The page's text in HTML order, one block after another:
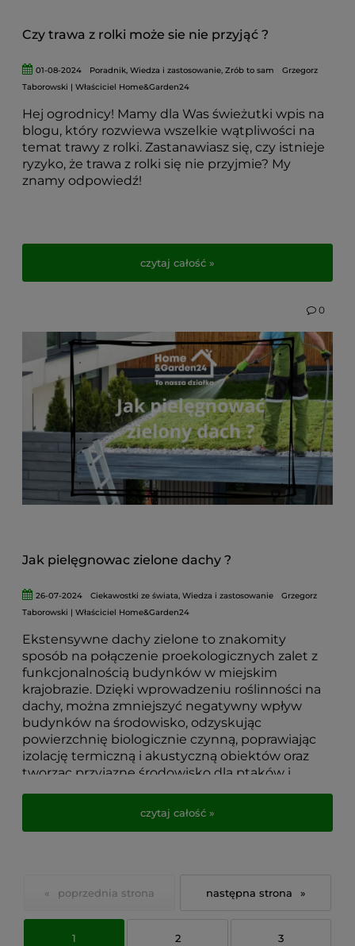
Czy trawa z rolki może sie nie przyjąć ?
01-08-2024 Poradnik,Wiedza i zastosowanie,Zrób to sam
Grzegorz
Taborowski | Właściciel Home&Garden24
Hej ogrodnicy! Mamy dla Was świeżutki wpis na
blogu, który rozwiewa wszelkie wątpliwości na
temat trawy z rolki. Zastanawiasz się, czy istnieje
ryzyko, że trawa z rolki się nie przyjmie? My
znamy odpowiedź!
czytaj całość »
Jak pielęgnowac zielone dachy ?
0
26-07-2024 Ciekawostki ze świata,Wiedza i zastosowanie
Grzegorz
Taborowski | Właściciel Home&Garden24
Ekstensywne dachy zielone to znakomity
sposób na połączenie proekologicznych zalet z
funkcjonalnością budynków w miejskim
krajobrazie. Dzięki wprowadzeniu roślinności na
dachy, można zmniejszyć negatywny wpływ
budynków na środowisko, odzyskując
powierzchnię biologicznie czynną, poprawiając
izolację termiczną i akustyczną obiektów oraz
tworząc przyjazne środowisko dla ptaków i
uznawane za niemal bezobsługowe, aby
zachować ich estetyczny wygląd i zdrowie,
pielęgnacją ekstensywnych dachów zielonych.
czytaj całość »
«
1 2 3
»